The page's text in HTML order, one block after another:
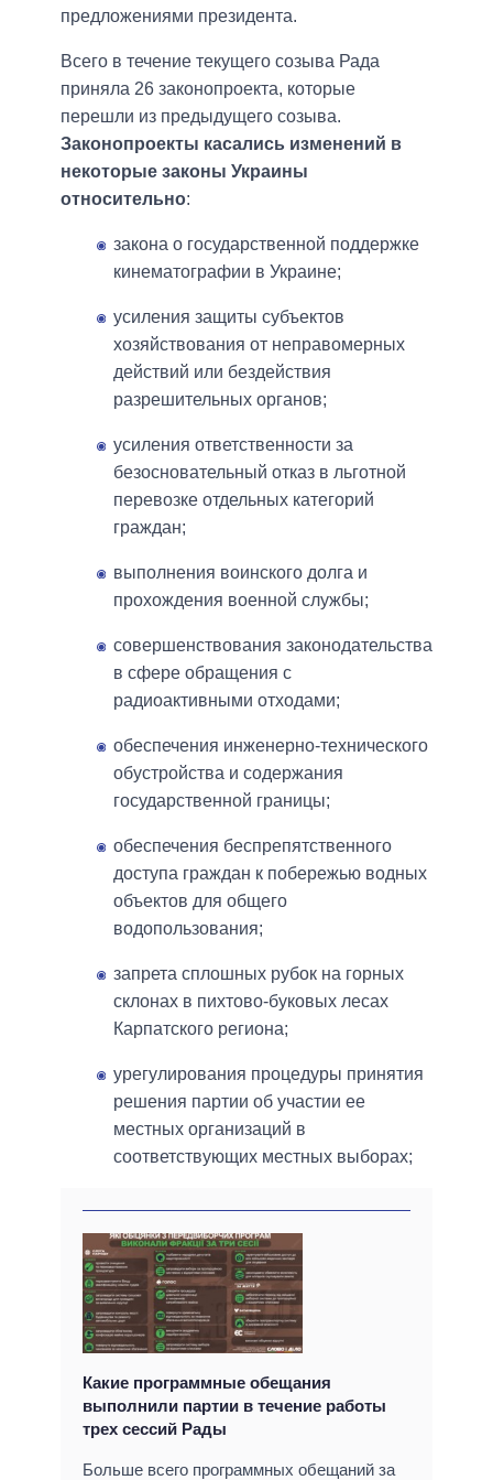
предложениями президента.
Всего в течение текущего созыва Рада
приняла 26 законопроекта, которые
перешли из предыдущего созыва.
Законопроекты касались изменений в
некоторые законы Украины
относительно:
закона о государственной поддержке
кинематографии в Украине;
усиления защиты субъектов
хозяйствования от неправомерных
действий или бездействия
разрешительных органов;
усиления ответственности за
безосновательный отказ в льготной
перевозке отдельных категорий
граждан;
выполнения воинского долга и
прохождения военной службы;
совершенствования законодательства
в сфере обращения с
радиоактивными отходами;
обеспечения инженерно-технического
обустройства и содержания
государственной границы;
обеспечения беспрепятственного
доступа граждан к побережью водных
объектов для общего
водопользования;
запрета сплошных рубок на горных
склонах в пихтово-буковых лесах
Карпатского региона;
урегулирования процедуры принятия
решения партии об участии ее
местных организаций в
соответствующих местных выборах;
Какие программные обещания
выполнили партии в течение работы
трех сессий Рады
Больше всего программных обещаний за